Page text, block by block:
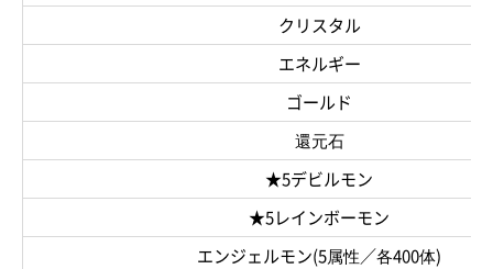
クリスタル
エネルギー
ゴールド
還元石
★5デビルモン
★5レインボーモン
エンジェルモン(5属性／各400体)